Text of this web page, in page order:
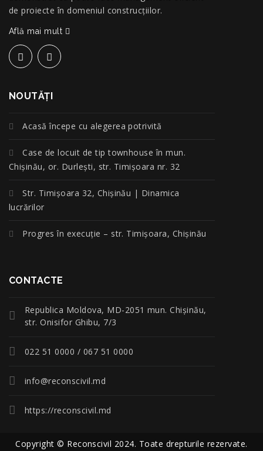
de proiecte în domeniul construcțiilor.
Află mai mult
NOUTĂŢI
Acasă începe cu alegerea potrivită
Case de locuit de tip townhouse în mun.
Chișinău, or. Durlești, str. Timișoara nr. 32
Str. Timișoara 32, Chișinău | Dinamica
lucrărilor
Progres în execuție – str. Timișoara, Chișinău
CONTACTE
Republica Moldova, MD-2051 mun. Chişinău,
str. Onisifor Ghibu, 7/3
022 51 0000 / 067 51 0000
info@reconscivil.md
https://reconscivil.md
Copyright © Reconscivil 2024. Toate drepturile rezervate.